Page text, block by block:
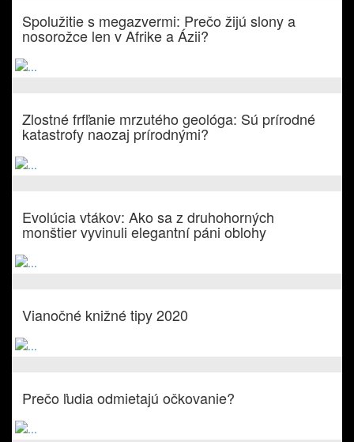
Spolužitie s megazvermi: Prečo žijú slony a
nosorožce len v Afrike a Ázii?
Zlostné frfľanie mrzutého geológa: Sú prírodné
katastrofy naozaj prírodnými?
Evolúcia vtákov: Ako sa z druhohorných
monštier vyvinuli elegantní páni oblohy
Vianočné knižné tipy 2020
Prečo ľudia odmietajú očkovanie?